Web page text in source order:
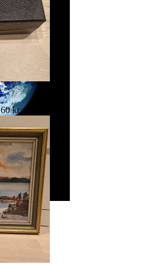
kr,.